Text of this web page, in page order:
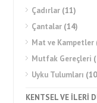
Çadırlar (11)
Çantalar (14)
Mat ve Kampetler
Mutfak Gereçleri
Uyku Tulumları
KENTSEL VE İLERİ